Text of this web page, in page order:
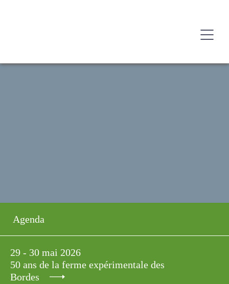
Agenda
29 - 30 mai 2026
50 ans de la ferme expérimentale des
Bordes